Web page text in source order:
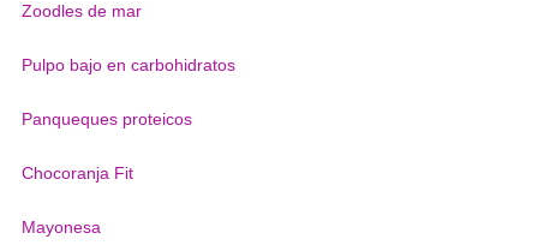
Zoodles de mar
Pulpo bajo en carbohidratos
Panqueques proteicos
Chocoranja Fit
Mayonesa